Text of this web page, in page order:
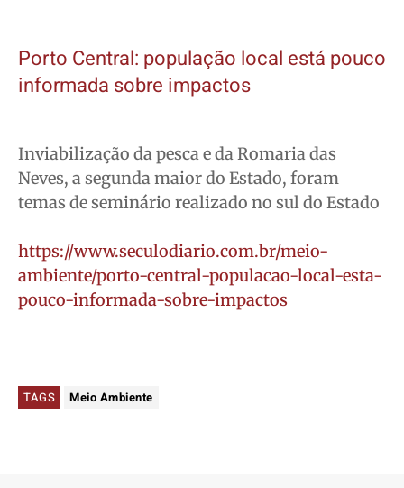
Porto Central: população local está pouco
informada sobre impactos
Inviabilização da pesca e da Romaria das
Neves, a segunda maior do Estado, foram
temas de seminário realizado no sul do Estado
https://www.seculodiario.com.br/meio-
ambiente/porto-central-populacao-local-esta-
pouco-informada-sobre-impactos
TAGS Meio Ambiente